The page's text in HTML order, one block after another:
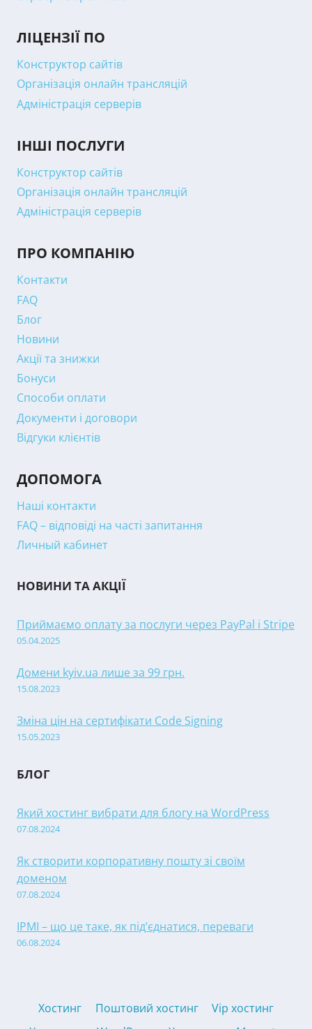
ЛІЦЕНЗІЇ ПО
Конструктор сайтів
Організація онлайн трансляцій
Адміністрація серверів
ІНШІ ПОСЛУГИ
Конструктор сайтів
Організація онлайн трансляцій
Адміністрація серверів
ПРО КОМПАНІЮ
Контакти
FAQ
Блог
Новини
Акції та знижки
Бонуси
Способи оплати
Документи і договори
Відгуки клієнтів
ДОПОМОГА
Наші контакти
FAQ – відповіді на часті запитання
Личный кабинет
НОВИНИ ТА АКЦІЇ
Приймаємо оплату за послуги через PayPal і Stripe
05.04.2025
Домени kyiv.ua лише за 99 грн.
15.08.2023
Зміна цін на сертифікати Code Signing
15.05.2023
БЛОГ
Який хостинг вибрати для блогу на WordPress
07.08.2024
Як створити корпоративну пошту зі своїм
доменом
07.08.2024
IPMI – що це таке, як під’єднатися, переваги
06.08.2024
Хостинг Поштовий хостинг
Vip хостинг